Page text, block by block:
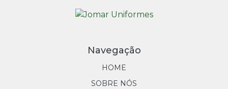
Navegação
HOME
SOBRE NÓS